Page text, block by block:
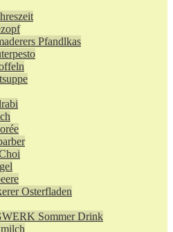
Pfandlkas
Osterfladen
Sommer Drink